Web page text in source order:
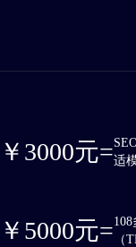
3000元=适
5000元= （